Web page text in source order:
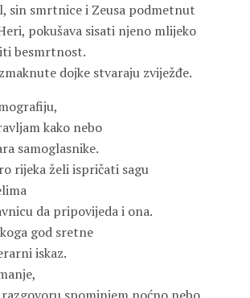
sin smrtnice i Zeusa podmetnut
pokušava sisati njeno mlijeko
besmrtnost.
dojke stvaraju zviježđe.
kako nebo
samoglasnike.
rijeka želi ispričati sagu
da pripovijeda i ona.
god sretne
iskaz.